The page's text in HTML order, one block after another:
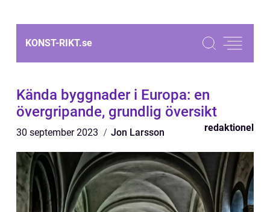
KONST-RIKT.se
Kända byggnader i Europa: en
övergripande, grundlig översikt
30 september 2023 Jon Larsson redaktionel